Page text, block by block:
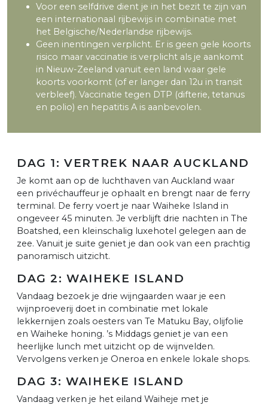
Voor een selfdrive dient je in het bezit te zijn van
een internationaal rijbewijs in combinatie met
het Belgische/Nederlandse rijbewijs.
Geen inentingen verplicht. Er is geen gele koorts
risico maar vaccinatie is verplicht als je aankomt
in Nieuw-Zeeland vanuit een land waar gele
koorts voorkomt (of er langer dan 12u in transit
verbleef). Vaccinatie tegen DTP (difterie, tetanus
en polio) en hepatitis A is aanbevolen.
DAG 1: VERTREK NAAR AUCKLAND
Je komt aan op de luchthaven van Auckland waar
een privéchauffeur je ophaalt en brengt naar de ferry
terminal. De ferry voert je naar Waiheke Island in
ongeveer 45 minuten. Je verblijft drie nachten in The
Boatshed, een kleinschalig luxehotel gelegen aan de
zee. Vanuit je suite geniet je dan ook van een prachtig
panoramisch uitzicht.
DAG 2: WAIHEKE ISLAND
Vandaag bezoek je drie wijngaarden waar je een
wijnproeverij doet in combinatie met lokale
lekkernijen zoals oesters van Te Matuku Bay, olijfolie
en Waiheke honing. ’s Middags geniet je van een
heerlijke lunch met uitzicht op de wijnvelden.
Vervolgens verken je Oneroa en enkele lokale shops.
DAG 3: WAIHEKE ISLAND
Vandaag verken je het eiland Waiheje met je